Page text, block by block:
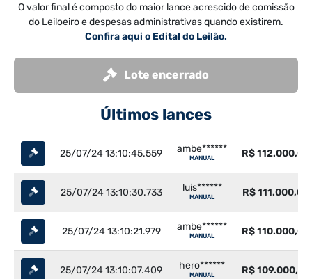
O valor final é composto do maior lance acrescido de comissão
do Leiloeiro e despesas administrativas quando existirem.
Confira aqui o Edital do Leilão.
Lote encerrado
Últimos lances
25/07/24 13:10:45.559 ambe******
MANUAL R$ 112.000,00
25/07/24 13:10:30.733 luis******
MANUAL R$ 111.000,00
25/07/24 13:10:21.979 ambe******
MANUAL R$ 110.000,00
25/07/24 13:10:07.409 hero******
MANUAL R$ 109.000,00